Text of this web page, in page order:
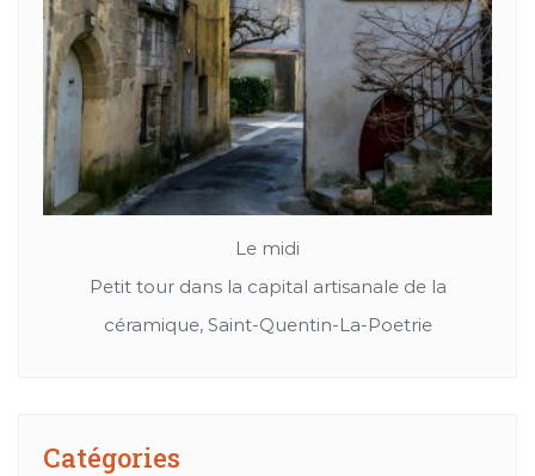
Patrimoine et culture
Cuir, textil ou bien chapeaux: Les merveille de
l’artisanat Occitan
Catégories